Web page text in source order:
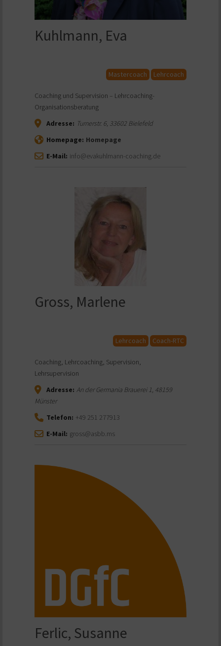
Kuhlmann, Eva
Mastercoach Lehrcoach
Coaching und Supervision – Lehrcoaching-
Organisationsberatung
Adresse: Turnerstr. 6, 33602 Bielefeld
Homepage: Homepage
E-Mail: info@evakuhlmann-coaching.de
Gross, Marlene
Lehrcoach Coach-RTC
Coaching, Lehrcoaching, Supervision,
Lehrsupervision
Adresse: An der Germania Brauerei 1, 48159
Münster
Telefon: +49 251 277913
E-Mail: gross@asbb.ms
Ferlic, Susanne